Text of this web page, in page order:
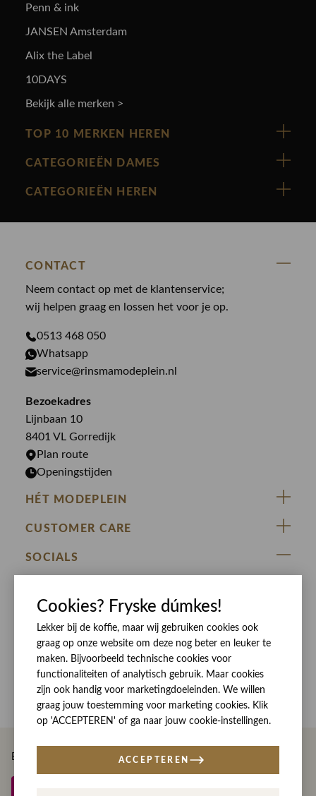
Penn & ink
JANSEN Amsterdam
Alix the Label
10DAYS
Bekijk alle merken >
TOP 10 MERKEN HEREN
Vanguard
Cast Iron
Paul en Shark
PME Legend
Butcher of Blue
Bekijk alle merken >
CATEGORIEËN DAMES
Nieuw binnen
Blouses
Broeken
Gilets
Jassen
Jeans
Jurken
CATEGORIEËN HEREN
Broeken
Colberts
Giftcards
Jassen
Overhemden
T-shirts
CONTACT
Neem contact op met de klantenservice;
wij helpen graag en lossen het voor je op.
0513 468 050
Whatsapp
service@rinsmamodeplein.nl
Bezoekadres
Lijnbaan 10
8401 VL Gorredijk
Plan route
Openingstijden
HÉT MODEPLEIN
ZIJ VAN RINSMA
DE HEEREN VAN RINSMA
RINSMA.CONCEPTS
Eten en drinken
Openingstijden
Werken bij RINSMA
CUSTOMER CARE
Veelgestelde vragen
Betaalmethoden
Bezorgen
Contact
Reviews
SOCIALS
Betaal eenvoudig en veilig met
Cookies? Fryske dúmkes!
Lekker bij de koffie, maar wij gebruiken cookies ook
graag op onze website om deze nog beter en leuker te
maken. Bijvoorbeeld technische cookies voor
functionaliteiten of analytisch gebruik. Maar cookies
zijn ook handig voor marketingdoeleinden. We willen
graag jouw toestemming voor marketing cookies. Klik
op 'ACCEPTEREN' of ga naar jouw cookie-instellingen.
ACCEPTEREN